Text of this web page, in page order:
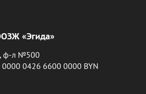
«Эгида»
ф-л №500
0000 0426 6600 0000 BYN